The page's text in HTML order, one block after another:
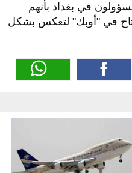
في بغداد بأنهم
في "أوبك" لتعكس بشكل